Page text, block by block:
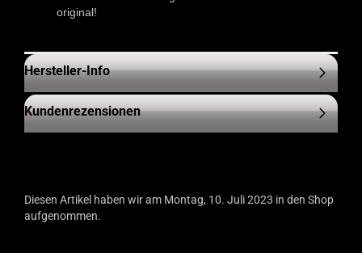
original!
Hersteller-Info
Kundenrezensionen
Diesen Artikel haben wir am Montag, 10. Juli 2023 in den Shop
aufgenommen.